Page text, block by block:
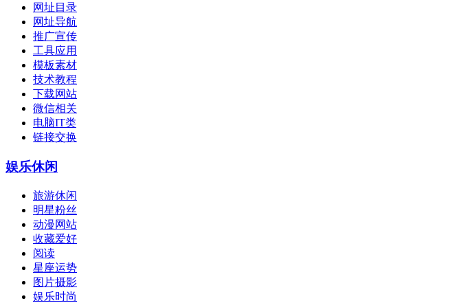
网址目录
网址导航
推广宣传
工具应用
模板素材
技术教程
下载网站
微信相关
电脑IT类
链接交换
娱乐休闲
旅游休闲
明星粉丝
动漫网站
收藏爱好
阅读
星座运势
图片摄影
娱乐时尚